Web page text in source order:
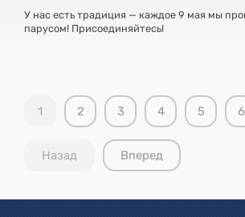
У нас есть традиция — каждое 9 мая мы
парусом! Присоединяйтесь!
1 2 3 4 5 6
Назад Вперед